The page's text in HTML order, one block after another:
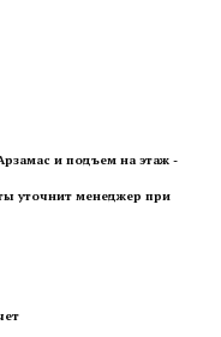
и подъем на этаж -
уточнит менеджер при